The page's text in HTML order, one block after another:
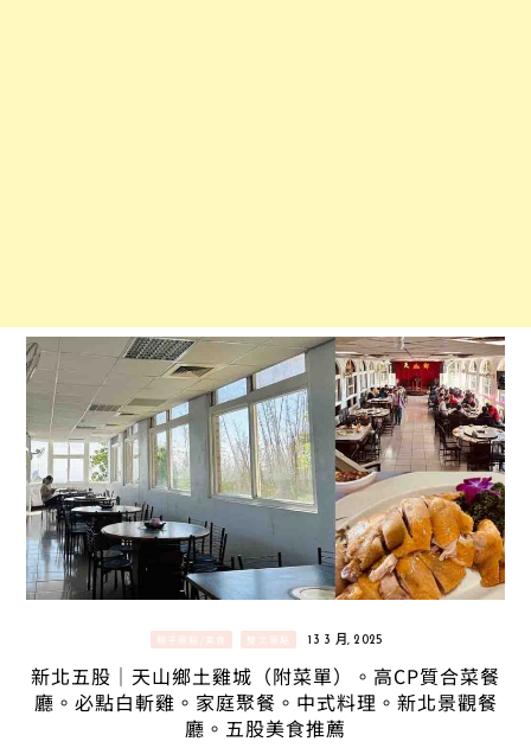
親子景點/美食 雙北景點 13 3 月, 2025
新北五股｜天山鄉土雞城（附菜單）。高CP質合菜餐
廳。必點白斬雞。家庭聚餐。中式料理。新北景觀餐
廳。五股美食推薦